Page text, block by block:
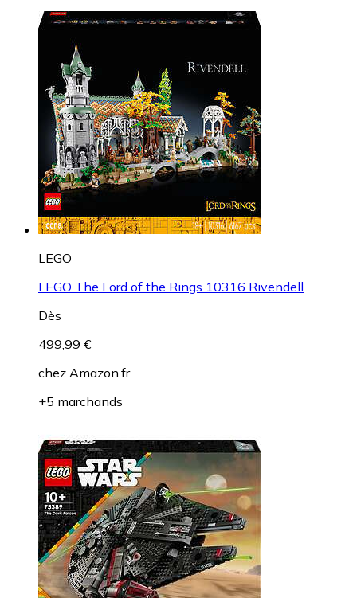
LEGO
LEGO The Lord of the Rings 10316 Rivendell
Dès
499,99 €
chez Amazon.fr
+5 marchands